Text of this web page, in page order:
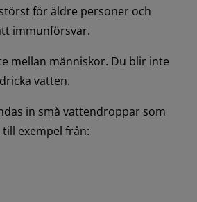
för äldre personer och
immunförsvar.
mellan människor. Du blir inte
vatten.
in små vattendroppar som
exempel från: